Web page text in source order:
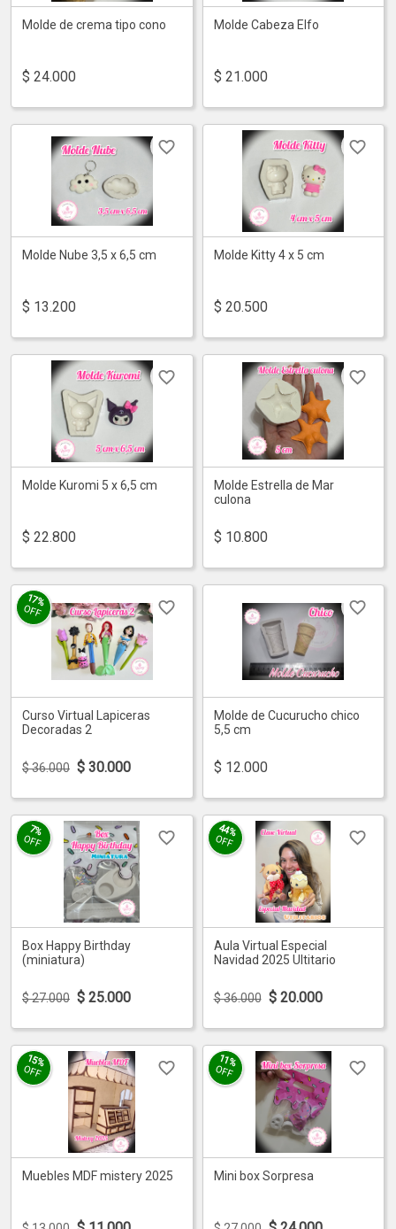
Molde de crema tipo cono
$ 24.000
Molde Cabeza Elfo
$ 21.000
Molde Nube 3,5 x 6,5 cm
$ 13.200
Molde Kitty 4 x 5 cm
$ 20.500
Molde Kuromi 5 x 6,5 cm
$ 22.800
Molde Estrella de Mar
culona
$ 10.800
17%
OFF
Curso Virtual Lapiceras
Decoradas 2
$ 36.000 $ 30.000
Molde de Cucurucho chico
5,5 cm
$ 12.000
7%
OFF
Box Happy Birthday
(miniatura)
$ 27.000 $ 25.000
44%
OFF
Aula Virtual Especial
Navidad 2025 Ultitario
$ 36.000 $ 20.000
15%
OFF
Muebles MDF mistery 2025
11%
OFF
Mini box Sorpresa